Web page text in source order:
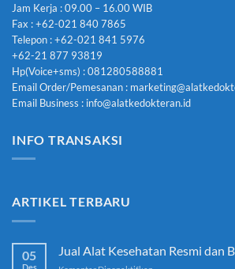
Jam Kerja : 09.00 – 16.00 WIB
Fax : +62-021 840 7865
Telepon : +62-021 841 5976
+62-21 877 93819
Hp(Voice+sms) : 081280588881
Email Order/Pemesanan :
Email Business : info@alatkedokteran.id
INFO TRANSAKSI
ARTIKEL TERBARU
05
Des
Jual Alat Kesehatan Resmi dan